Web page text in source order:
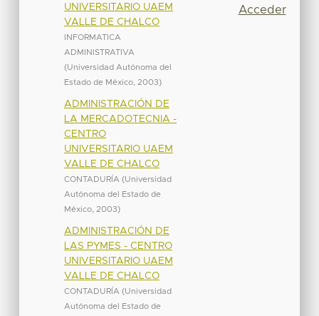
UNIVERSITARIO UAEM
VALLE DE CHALCO
INFORMATICA
ADMINISTRATIVA
(Universidad Autónoma del
Estado de México, 2003)
ADMINISTRACIÓN DE
LA MERCADOTECNIA -
CENTRO
UNIVERSITARIO UAEM
VALLE DE CHALCO
CONTADURÍA (Universidad
Autónoma del Estado de
México, 2003)
ADMINISTRACIÓN DE
LAS PYMES - CENTRO
UNIVERSITARIO UAEM
VALLE DE CHALCO
CONTADURÍA (Universidad
Autónoma del Estado de
Acceder